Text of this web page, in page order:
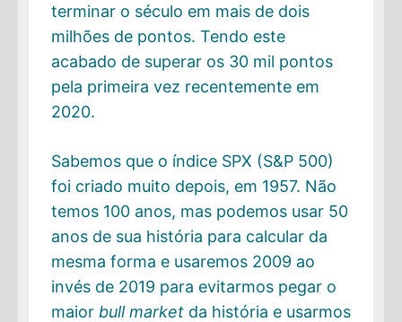
terminar o século em mais de dois
milhões de pontos. Tendo este
acabado de superar os 30 mil pontos
pela primeira vez recentemente em
2020.
Sabemos que o índice SPX (S&P 500)
foi criado muito depois, em 1957. Não
temos 100 anos, mas podemos usar 50
anos de sua história para calcular da
mesma forma e usaremos 2009 ao
invés de 2019 para evitarmos pegar o
maior bull marketda história e usarmos